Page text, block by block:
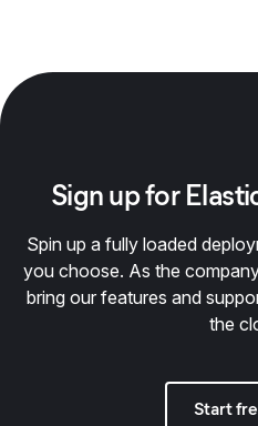
Sign up for
Spin up a fully loaded
you choose. As the
bring our features and
the
Start